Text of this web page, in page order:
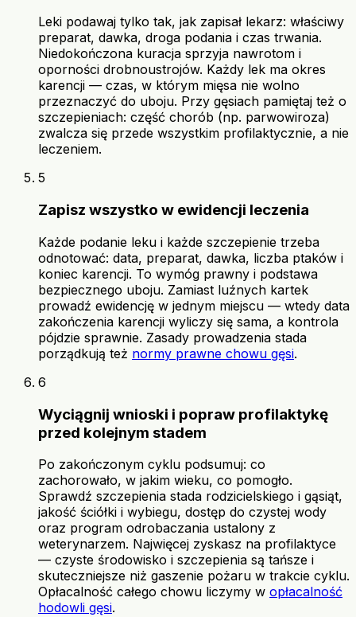
Leki podawaj tylko tak, jak zapisał lekarz: właściwy
preparat, dawka, droga podania i czas trwania.
Niedokończona kuracja sprzyja nawrotom i
oporności drobnoustrojów. Każdy lek ma okres
karencji — czas, w którym mięsa nie wolno
przeznaczyć do uboju. Przy gęsiach pamiętaj też o
szczepieniach: część chorób (np. parwowiroza)
zwalcza się przede wszystkim profilaktycznie, a nie
leczeniem.
5
Zapisz wszystko w ewidencji leczenia
Każde podanie leku i każde szczepienie trzeba
odnotować: data, preparat, dawka, liczba ptaków i
koniec karencji. To wymóg prawny i podstawa
bezpiecznego uboju. Zamiast luźnych kartek
prowadź ewidencję w jednym miejscu — wtedy data
zakończenia karencji wyliczy się sama, a kontrola
pójdzie sprawnie. Zasady prowadzenia stada
porządkują też normy prawne chowu gęsi.
6
Wyciągnij wnioski i popraw profilaktykę
przed kolejnym stadem
Po zakończonym cyklu podsumuj: co
zachorowało, w jakim wieku, co pomogło.
Sprawdź szczepienia stada rodzicielskiego i gąsiąt,
jakość ściółki i wybiegu, dostęp do czystej wody
oraz program odrobaczania ustalony z
weterynarzem. Najwięcej zyskasz na profilaktyce
— czyste środowisko i szczepienia są tańsze i
skuteczniejsze niż gaszenie pożaru w trakcie cyklu.
Opłacalność całego chowu liczymy w opłacalność
hodowli gęsi.